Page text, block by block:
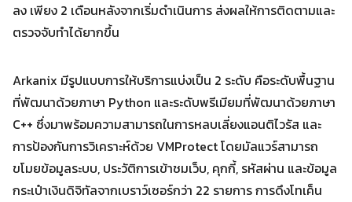
Search
for:
Search
ลง เพียง 2 เดือนหลังจากเริ่มดำเนินการ ส่งผลให้การติดตามและ
ตรวจจับทำได้ยากขึ้น
Arkanix มีรูปแบบการให้บริการแบ่งเป็น 2 ระดับ คือระดับพื้นฐาน
ที่พัฒนาด้วยภาษา Python และระดับพรีเมียมที่พัฒนาด้วยภาษา
C++ ซึ่งมาพร้อมความสามารถในการหลบเลี่ยงแอนติไวรัส และ
การป้องกันการวิเคราะห์ด้วย VMProtect โดยมัลแวร์สามารถ
ขโมยข้อมูลระบบ, ประวัติการเข้าชมเว็บ, คุกกี้, รหัสผ่าน และข้อมูล
กระเป๋าเงินดิจิทัลจากเบราว์เซอร์กว่า 22 รายการ การดึงโทเค็น